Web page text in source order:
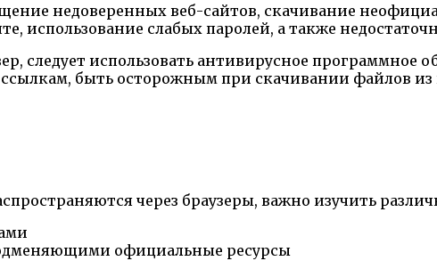
недоверенных веб-сайтов, скачивание
использование слабых паролей, а также
следует использовать антивирусное программное
ссылкам, быть осторожным при скачивании файлов
через браузеры, важно изучить
официальные ресурсы